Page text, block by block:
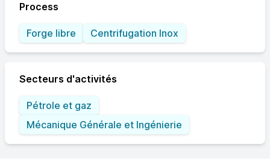
Process
Forge libre Centrifugation Inox
Secteurs d'activités
Pétrole et gaz
Mécanique Générale et Ingénierie